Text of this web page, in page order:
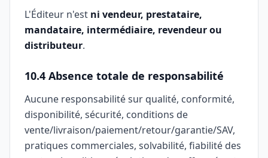
L'Éditeur n'est ni vendeur, prestataire,
mandataire, intermédiaire, revendeur ou
distributeur.
10.4 Absence totale de responsabilité
Aucune responsabilité sur qualité, conformité,
disponibilité, sécurité, conditions de
vente/livraison/paiement/retour/garantie/SAV,
pratiques commerciales, solvabilité, fiabilité des